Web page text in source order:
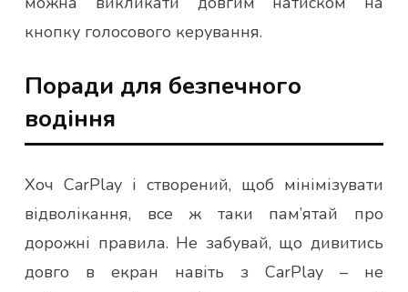
кнопку голосового керування.
Поради для безпечного
водіння
Хоч CarPlay і створений, щоб мінімізувати
відволікання, все ж таки пам’ятай про
дорожні правила. Не забувай, що дивитись
довго в екран навіть з CarPlay – не